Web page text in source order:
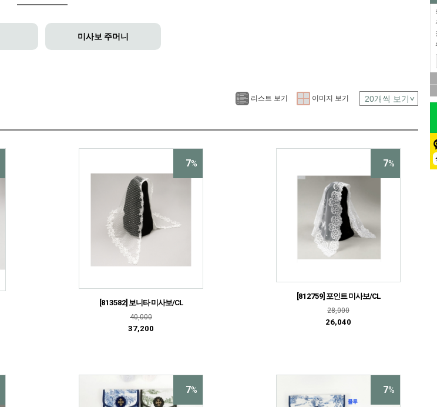
미사보 주머니
리스트 보기 이미지 보기
7%
[813582] 보니타 미사보/CL
40,000
37,200
7%
[812759] 포인트 미사보/CL
28,000
26,040
7% 7%